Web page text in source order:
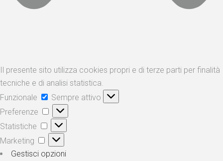
Il presente sito utilizza cookies propri e di terze parti per finalità
tecniche e di analisi statistica.
Funzionale
Sempre attivo
Preferenze
Statistiche
Marketing
Gestisci opzioni